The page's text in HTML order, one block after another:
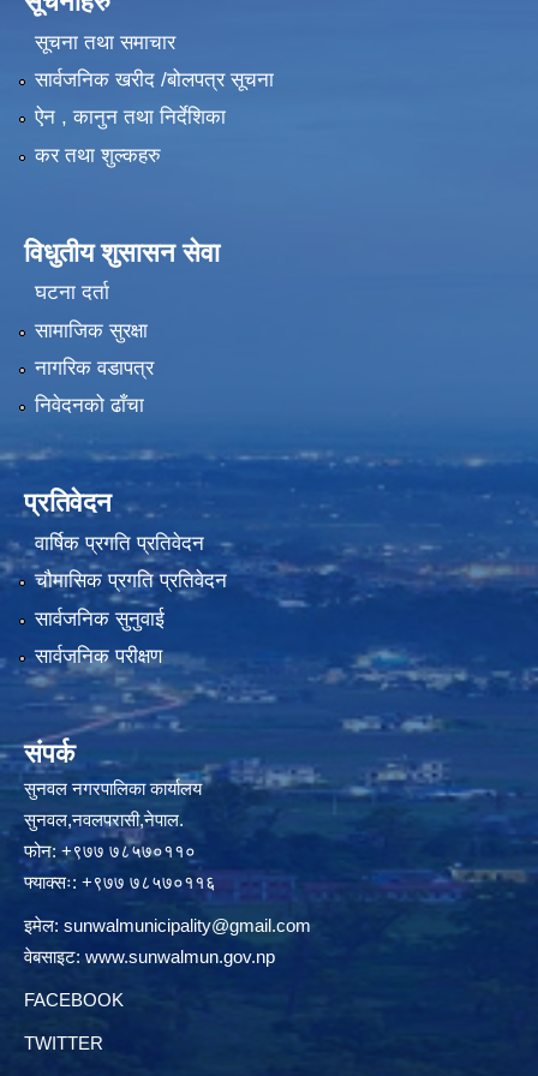
सूचना तथा समाचार
सार्वजनिक खरीद /बोलपत्र सूचना
ऐन , कानुन तथा निर्देशिका
कर तथा शुल्कहरु
विधुतीय शुसासन सेवा
घटना दर्ता
सामाजिक सुरक्षा
नागरिक वडापत्र
निवेदनको ढाँचा
प्रतिवेदन
वार्षिक प्रगति प्रतिवेदन
चौमासिक प्रगति प्रतिवेदन
सार्वजनिक सुनुवाई
सार्वजनिक परीक्षण
संपर्क
सुनवल नगरपालिका कार्यालय
सुनवल,नवलपरासी,नेपाल.
फोन: +९७७ ७८५७०११०
फ्याक्सः: +९७७ ७८५७०११६
इमेल: sunwalmunicipality@gmail.com
वेबसाइट: www.sunwalmun.gov.np
FACEBOOK
TWITTER